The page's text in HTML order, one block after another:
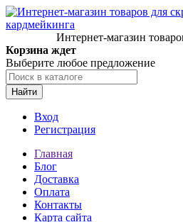
Интернет-магазин
Корзина ждет
Выберите любое предложение
Найти
Вход
Регистрация
Главная
Блог
Доставка
Оплата
Контакты
Карта сайта